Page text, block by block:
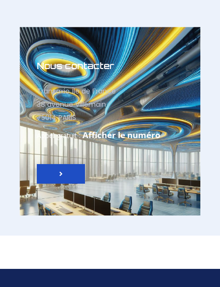
Nous contacter
Transaxio Île de France
38 avenue Villemain
75014 PARIS
Appel gratuit :Afficher le numéro